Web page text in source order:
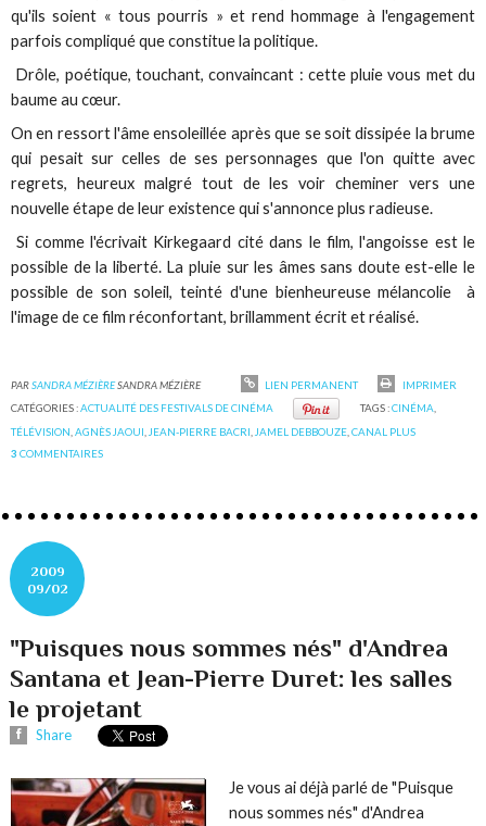
qu'ils soient « tous pourris » et rend hommage à l'engagement
parfois compliqué que constitue la politique.
Drôle, poétique, touchant, convaincant : cette pluie vous met du
baume au cœur.
On en ressort l'âme ensoleillée après que se soit dissipée la brume
qui pesait sur celles de ses personnages que l'on quitte avec
regrets, heureux malgré tout de les voir cheminer vers une
nouvelle étape de leur existence qui s'annonce plus radieuse.
Si comme l'écrivait Kirkegaard cité dans le film, l'angoisse est le
possible de la liberté. La pluie sur les âmes sans doute est-elle le
possible de son soleil, teinté d'une bienheureuse mélancolie à
l'image de ce film réconfortant, brillamment écrit et réalisé.
PARSANDRA MÉZIÈRESANDRA MÉZIÈRE LIEN PERMANENT
IMPRIMER
CATÉGORIES :ACTUALITÉ DES FESTIVALS DE CINÉMA TAGS :CINÉMA
TÉLÉVISION ,AGNÈS JAOUI JEAN-PIERRE BACRI JAMEL DEBBOUZE ,CANAL PLUS
3 COMMENTAIRES
2009
09/02
"Puisques nous sommes nés" d'Andrea
Santana et Jean-Pierre Duret: les salles
le projetant
Share
Je vous ai déjà parlé de "Puisque
nous sommes nés" d'Andrea